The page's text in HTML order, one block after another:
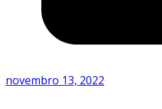
novembro 13, 2022